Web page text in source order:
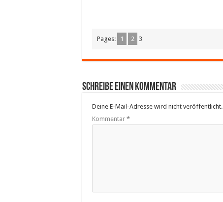
Pages: 1 2 3
Schreibe einen Kommentar
Deine E-Mail-Adresse wird nicht veröffentlicht.
Kommentar *